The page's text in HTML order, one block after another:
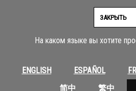
На каком языке вы хотите
ENGLISH ESPAÑOL
简中
繁中
ЗАКРЫТЬ